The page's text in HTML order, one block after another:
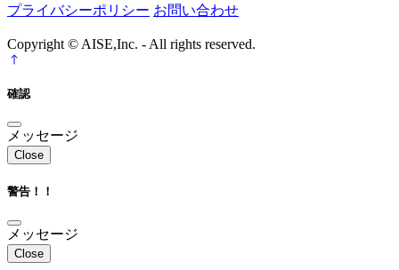
プライバシーポリシー お問い合わせ
Copyright © AISE,Inc. - All rights reserved.
確認
メッセージ
Close
警告！！
メッセージ
Close